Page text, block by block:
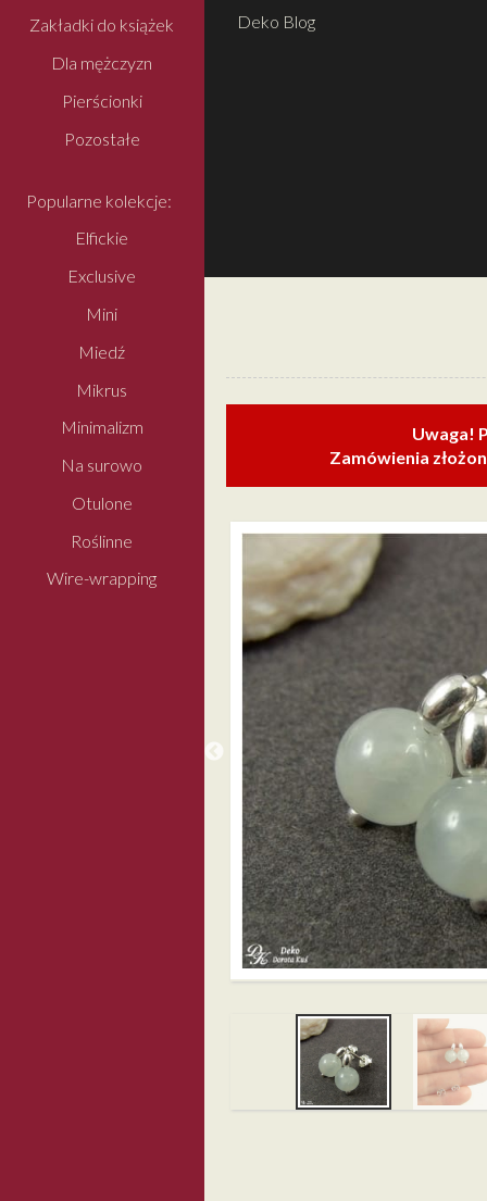
Deko Blog
Zakładki do książek
Dla mężczyzn
Pierścionki
Pozostałe
Popularne kolekcje:
Elfickie
Exclusive
Mini
Miedź
Mikrus
Minimalizm
Na surowo
Otulone
Roślinne
Wire-wrapping
Uwaga!
Zamówienia